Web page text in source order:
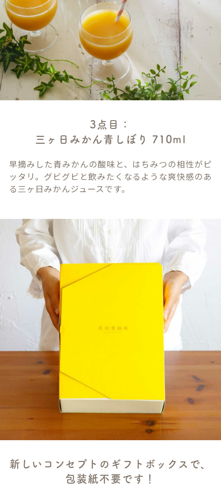
3点目：
三ヶ日みかん青しぼり 710ml
早摘みした青みかんの酸味と、はちみつの相性がピ
ッタリ。グビグビと飲みたくなるような爽快感のあ
る三ヶ日みかんジュースです。
新しいコンセプトのギフトボックスで、
包装紙不要です！